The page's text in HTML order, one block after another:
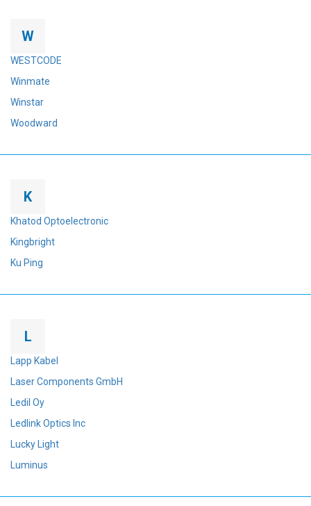
W
WESTCODE
Winmate
Winstar
Woodward
K
Khatod Optoelectronic
Kingbright
Ku Ping
L
Lapp Kabel
Laser Components GmbH
Ledil Oy
Ledlink Optics Inc
Lucky Light
Luminus